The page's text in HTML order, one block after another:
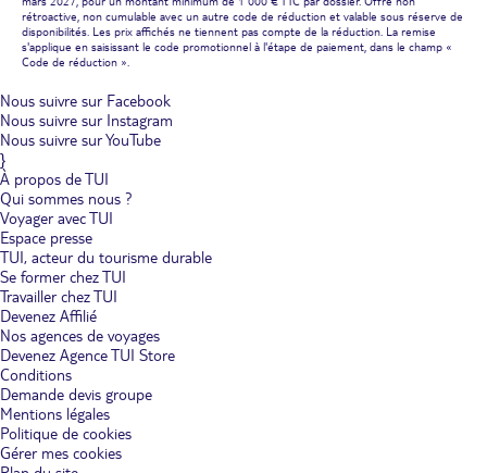
rétroactive, non cumulable avec un autre code de réduction et valable sous réserve de
disponibilités. Les prix affichés ne tiennent pas compte de la réduction. La remise
s'applique en saisissant le code promotionnel à l'étape de paiement, dans le champ «
Code de réduction ».
Nous suivre sur Facebook
Nous suivre sur Instagram
Nous suivre sur YouTube
}
À propos de TUI
Qui sommes nous ?
Voyager avec TUI
Espace presse
TUI, acteur du tourisme durable
Se former chez TUI
Travailler chez TUI
Devenez Affilié
Nos agences de voyages
Devenez Agence TUI Store
Conditions
Demande devis groupe
Mentions légales
Politique de cookies
Gérer mes cookies